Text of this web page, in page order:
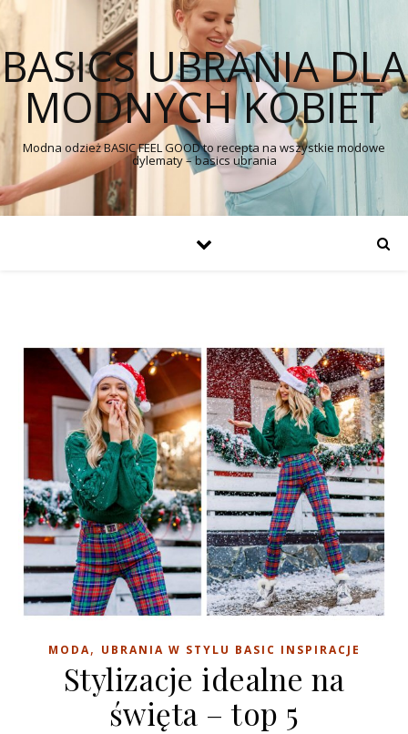
BASICS UBRANIA DLA
MODNYCH KOBIET
Modna odzież BASIC FEEL GOOD to recepta na wszystkie modowe
dylematy – basics ubrania
MODA, UBRANIA W STYLU BASIC INSPIRACJE
Stylizacje idealne na
święta – top 5